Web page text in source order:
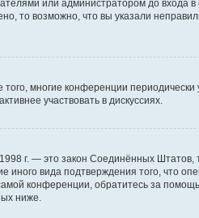
или администратором до входа
то возможно, что вы указали
многие конференции
участвовать в дискуссиях.
г. — это закон Соединённых
иного вида подтверждения того, что
конференции, обратитесь за
ниже.